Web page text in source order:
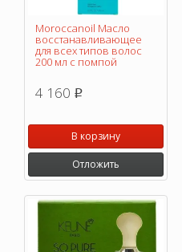
Moroccanoil Масло
восстанавливающее
для всех типов волос
200 мл с помпой
4 160 p
В корзину
Отложить